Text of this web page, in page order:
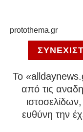
protothema.gr
To
από τις
ευθύνη την